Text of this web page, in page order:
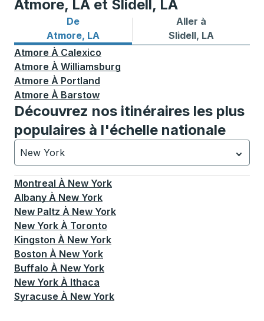
Atmore, LA et Slidell, LA
De
Atmore, LA
Itinéraires de bus depuis Atmore, LA
Aller à
Slidell, LA
Itinéraires de bus vers
Atmore À Calexico
Atmore À Williamsburg
Atmore À Portland
Atmore À Barstow
Découvrez nos itinéraires les plus
populaires à l'échelle nationale
New York
Actuellement sélectionné: New York.La sélection est
Montreal À New York
Albany À New York
New Paltz À New York
New York À Toronto
Kingston À New York
Boston À New York
Buffalo À New York
New York À Ithaca
Syracuse À New York